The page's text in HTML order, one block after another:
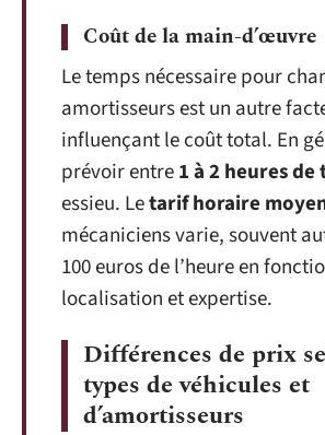
Coût de la main-d’œuvre
Le temps nécessaire pour
amortisseurs est un autre
influençant le coût total. En
prévoir entre1 à 2 heures
essieu. Letarif horaire
mécaniciens varie, souvent
100 euros de l’heure en
localisation et expertise.
Différences de prix
types de véhicules et
d’amortisseurs